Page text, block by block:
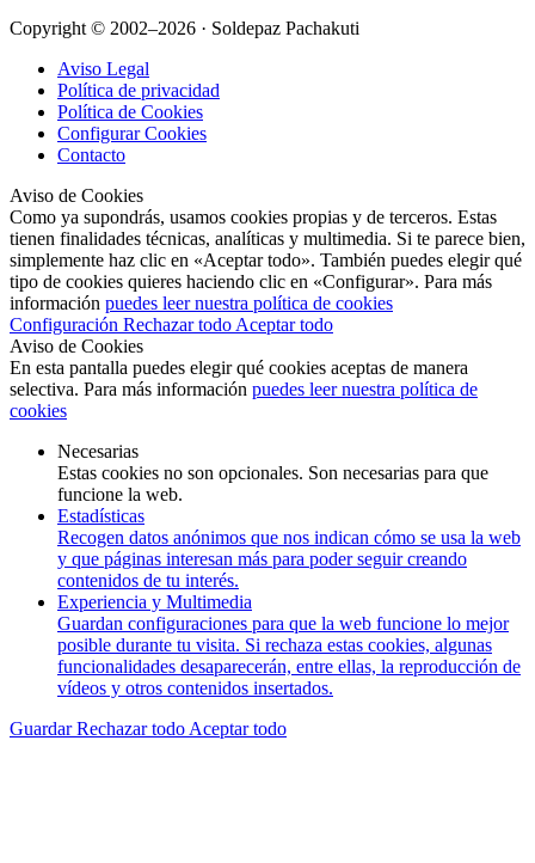
Copyright © 2002–2026 · Soldepaz Pachakuti
Aviso Legal
Política de privacidad
Política de Cookies
Configurar Cookies
Contacto
Aviso de Cookies
Como ya supondrás, usamos cookies propias y de terceros. Estas
tienen finalidades técnicas, analíticas y multimedia. Si te parece bien,
simplemente haz clic en «Aceptar todo». También puedes elegir qué
tipo de cookies quieres haciendo clic en «Configurar». Para más
información puedes leer nuestra política de cookies
Configuración Rechazar todo Aceptar todo
Aviso de Cookies
En esta pantalla puedes elegir qué cookies aceptas de manera
selectiva. Para más información puedes leer nuestra política de
cookies
Necesarias
Estas cookies no son opcionales. Son necesarias para que
funcione la web.
Estadísticas
Recogen datos anónimos que nos indican cómo se usa la web
y que páginas interesan más para poder seguir creando
contenidos de tu interés.
Experiencia y Multimedia
Guardan configuraciones para que la web funcione lo mejor
posible durante tu visita. Si rechaza estas cookies, algunas
funcionalidades desaparecerán, entre ellas, la reproducción de
vídeos y otros contenidos insertados.
GuardarRechazar todo Aceptar todo